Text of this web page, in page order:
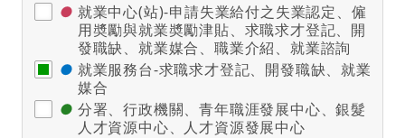
● 就業中心(站)-申請失業給付之失業認定、僱
用奬勵與就業奬勵津貼、求職求才登記、開
發職缺、就業媒合、職業介紹、就業諮詢
● 就業服務台-求職求才登記、開發職缺、就業
媒合
● 分署、行政機關、青年職涯發展中心、銀髮
人才資源中心、人才資源發展中心